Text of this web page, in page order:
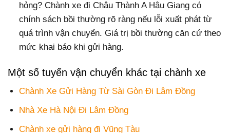
hỏng? Chành xe đi Châu Thành A Hậu Giang có
chính sách bồi thường rõ ràng nếu lỗi xuất phát từ
quá trình vận chuyển. Giá trị bồi thường căn cứ theo
mức khai báo khi gửi hàng.
Một số tuyến vận chuyển khác tại chành xe
Chành Xe Gửi Hàng Từ Sài Gòn Đi Lâm Đồng
Nhà Xe Hà Nội Đi Lâm Đồng
Chành xe gửi hàng đi Vũng Tàu